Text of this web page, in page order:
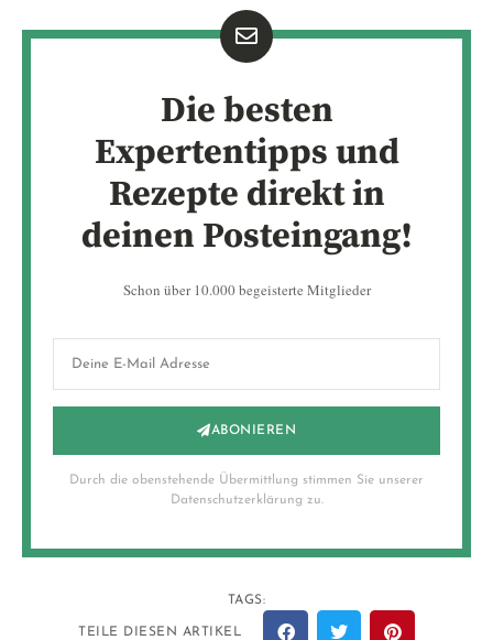
Die besten
Expertentipps und
Rezepte direkt in
deinen Posteingang!
Schon über 10.000 begeisterte Mitglieder
ABONIEREN
Durch die obenstehende Übermittlung stimmen Sie unserer
Datenschutzerklärung zu.
TAGS:
TEILE DIESEN ARTIKEL